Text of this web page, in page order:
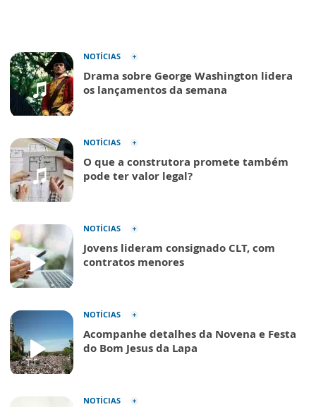
NOTÍCIAS
Drama sobre George Washington lidera
os lançamentos da semana
NOTÍCIAS
O que a construtora promete também
pode ter valor legal?
NOTÍCIAS
Jovens lideram consignado CLT, com
contratos menores
NOTÍCIAS
Acompanhe detalhes da Novena e Festa
do Bom Jesus da Lapa
NOTÍCIAS